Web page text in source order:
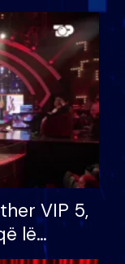
VIP 5,
lë
për